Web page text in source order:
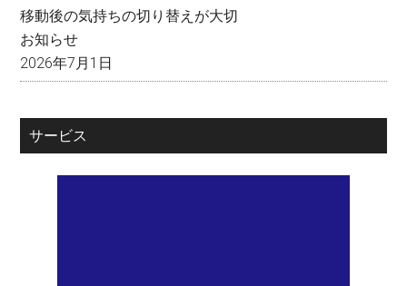
移動後の気持ちの切り替えが大切
お知らせ
2026年7月1日
サービス